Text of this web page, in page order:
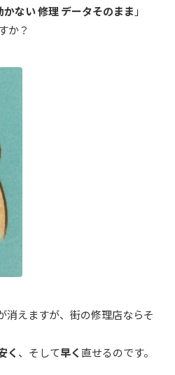
ない 修理 データそのまま 」
か？
えますが、街の修理店ならそ
く 、そして早く 直せるのです。